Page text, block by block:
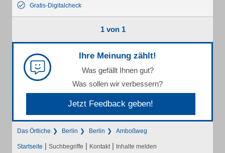
Gratis-Digitalcheck
1 von 1
Ihre Meinung zählt!
Was gefällt Ihnen gut?
Was sollen wir verbessern?
Jetzt Feedback geben!
Das Örtliche Berlin Berlin Amboßweg
Startseite | Suchbegriffe | Kontakt | Inhalte melden